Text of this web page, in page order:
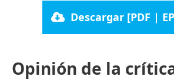
Descargar [PDF |
Opinión de la